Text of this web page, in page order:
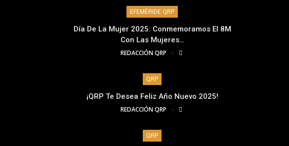
EFEMÉRIDE QRP
Día De La Mujer 2025: Conmemoramos El 8M
Con Las Mujeres…
REDACCIÓN QRP
QRP
¡QRP Te Desea Feliz Año Nuevo 2025!
REDACCIÓN QRP
QRP